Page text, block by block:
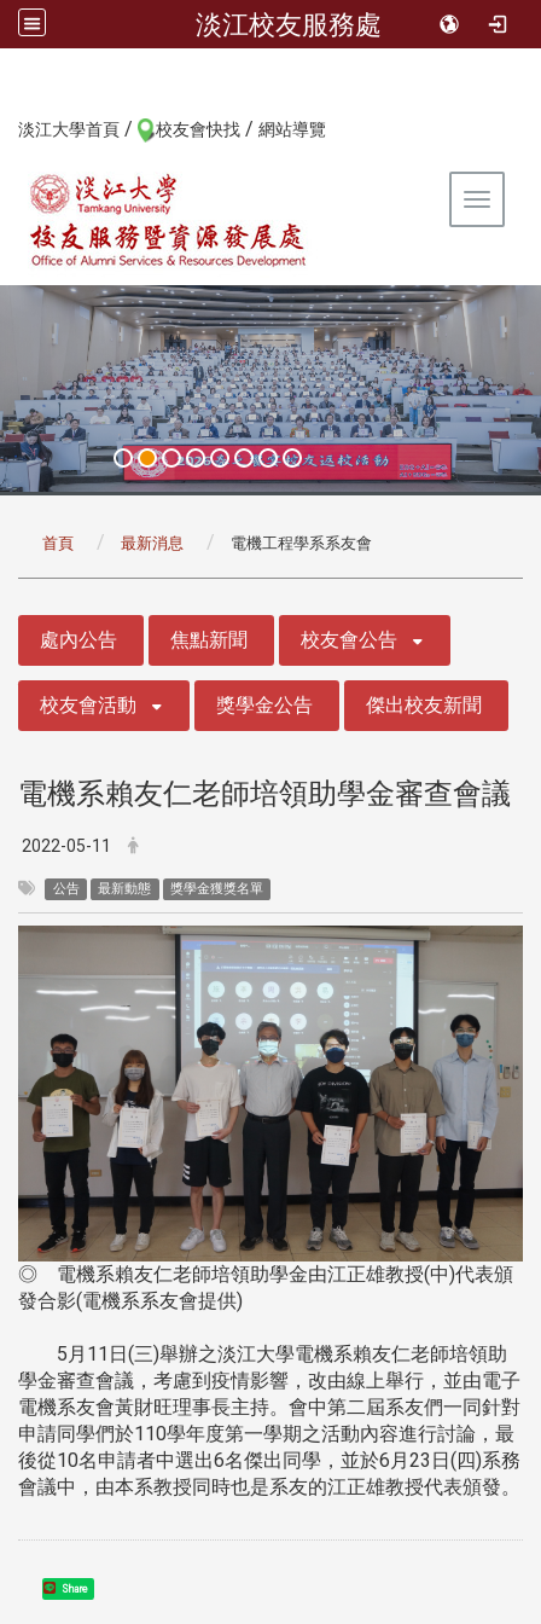
淡江校友服務處
淡江大學首頁 / 校友會快找 / 網站導覽
Toggle
首頁 最新消息 電機工程學系系友會
處內公告 焦點新聞 校友會公告
校友會活動 獎學金公告 傑出校友新聞
電機系賴友仁老師培領助學金審查會議
2022-05-11
公告 最新動態 獎學金獲獎名單
◎ 電機系賴友仁老師培領助學金由江正雄教授(中)代表頒
發合影(電機系系友會提供)
5月11日(三)舉辦之淡江大學電機系賴友仁老師培領助
學金審查會議，考慮到疫情影響，改由線上舉行，並由電子
電機系友會黃財旺理事長主持。會中第二屆系友們一同針對
申請同學們於110學年度第一學期之活動內容進行討論，最
後從10名申請者中選出6名傑出同學，並於6月23日(四)系務
會議中，由本系教授同時也是系友的江正雄教授代表頒發。
Share